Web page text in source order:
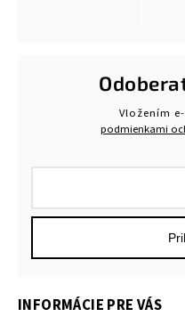
INFORMÁCIE PRE VÁS
Vložením
podmienkami